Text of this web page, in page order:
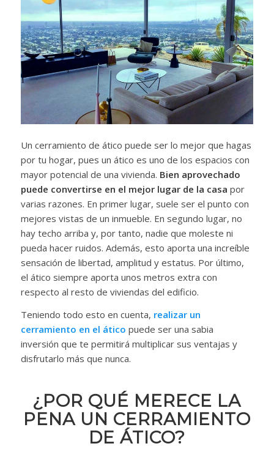
Un cerramiento de ático puede ser lo mejor que hagas
por tu hogar, pues un ático es uno de los espacios con
mayor potencial de una vivienda. Bien aprovechado
puede convertirse en el mejor lugar de la casa por
varias razones. En primer lugar, suele ser el punto con
mejores vistas de un inmueble. En segundo lugar, no
hay techo arriba y, por tanto, nadie que moleste ni
pueda hacer ruidos. Además, esto aporta una increíble
sensación de libertad, amplitud y estatus. Por último,
el ático siempre aporta unos metros extra con
respecto al resto de viviendas del edificio.
Teniendo todo esto en cuenta, realizar un
cerramiento en el ático puede ser una sabia
inversión que te permitirá multiplicar sus ventajas y
disfrutarlo más que nunca.
¿POR QUÉ MERECE LA
PENA UN CERRAMIENTO
DE ÁTICO?